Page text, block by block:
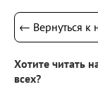
← Вернуться к
Хотите читать
всех?